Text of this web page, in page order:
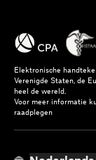
Elektronische
Verenigde Staten, de
heel de wereld.
Voor meer informatie
raadplegen